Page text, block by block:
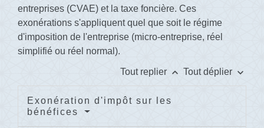
entreprises (CVAE) et la taxe foncière. Ces
exonérations s'appliquent quel que soit le régime
d'imposition de l'entreprise (micro-entreprise, réel
simplifié ou réel normal).
Tout replier keyboard_arrow_up Tout déplier keyboard_arrow_down
Exonération d'impôt sur les
bénéfices